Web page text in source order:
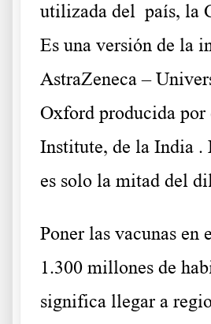
utilizada del país, la
Es una versión de la
AstraZeneca –
Oxford producida por
Institute, de la India .
es solo la mitad del
Poner las vacunas en
1.300 millones de
significa llegar a